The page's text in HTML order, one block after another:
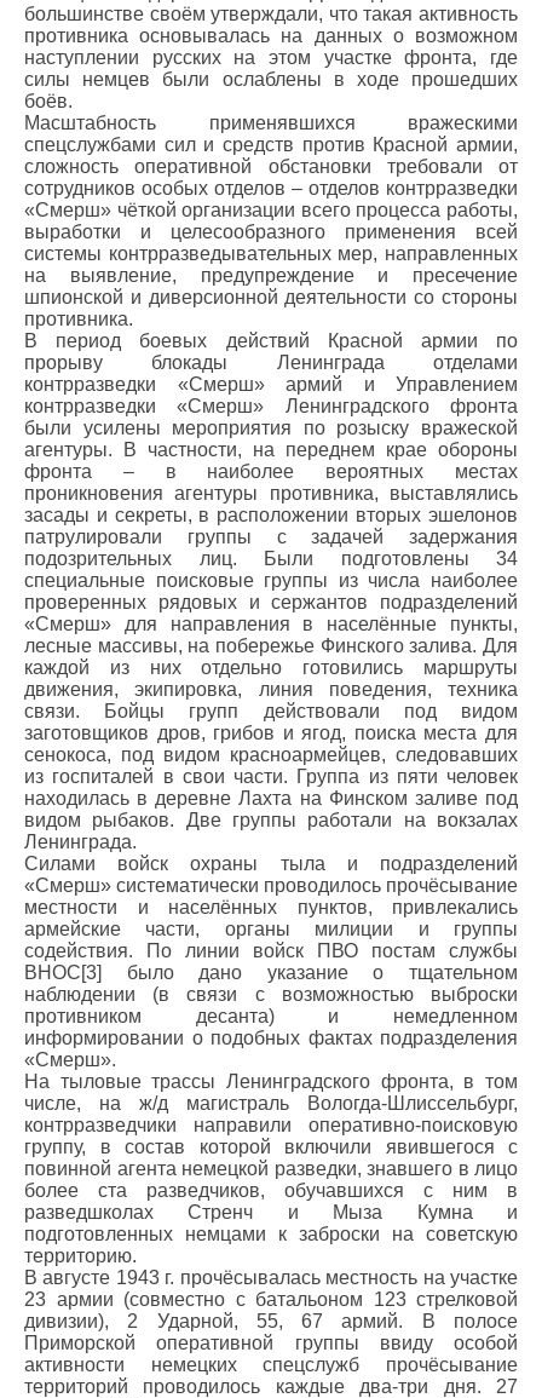
большинстве своём утверждали, что такая активность
противника основывалась на данных о возможном
наступлении русских на этом участке фронта, где
силы немцев были ослаблены в ходе прошедших
боёв.
Масштабность применявшихся вражескими
спецслужбами сил и средств против Красной армии,
сложность оперативной обстановки требовали от
сотрудников особых отделов – отделов контрразведки
«Смерш» чёткой организации всего процесса работы,
выработки и целесообразного применения всей
системы контрразведывательных мер, направленных
на выявление, предупреждение и пресечение
шпионской и диверсионной деятельности со стороны
противника.
В период боевых действий Красной армии по
прорыву блокады Ленинграда отделами
контрразведки «Смерш» армий и Управлением
контрразведки «Смерш» Ленинградского фронта
были усилены мероприятия по розыску вражеской
агентуры. В частности, на переднем крае обороны
фронта – в наиболее вероятных местах
проникновения агентуры противника, выставлялись
засады и секреты, в расположении вторых эшелонов
патрулировали группы с задачей задержания
подозрительных лиц. Были подготовлены 34
специальные поисковые группы из числа наиболее
проверенных рядовых и сержантов подразделений
«Смерш» для направления в населённые пункты,
лесные массивы, на побережье Финского залива. Для
каждой из них отдельно готовились маршруты
движения, экипировка, линия поведения, техника
связи. Бойцы групп действовали под видом
заготовщиков дров, грибов и ягод, поиска места для
сенокоса, под видом красноармейцев, следовавших
из госпиталей в свои части. Группа из пяти человек
находилась в деревне Лахта на Финском заливе под
видом рыбаков. Две группы работали на вокзалах
Ленинграда.
Силами войск охраны тыла и подразделений
«Смерш» систематически проводилось прочёсывание
местности и населённых пунктов, привлекались
армейские части, органы милиции и группы
содействия. По линии войск ПВО постам службы
ВНОС[3] было дано указание о тщательном
наблюдении (в связи с возможностью выброски
противником десанта) и немедленном
информировании о подобных фактах подразделения
«Смерш».
На тыловые трассы Ленинградского фронта, в том
числе, на ж/д магистраль Вологда-Шлиссельбург,
контрразведчики направили оперативно-поисковую
группу, в состав которой включили явившегося с
повинной агента немецкой разведки, знавшего в лицо
более ста разведчиков, обучавшихся с ним в
разведшколах Стренч и Мыза Кумна и
подготовленных немцами к заброски на советскую
территорию.
В августе 1943 г. прочёсывалась местность на участке
23 армии (совместно с батальоном 123 стрелковой
дивизии), 2 Ударной, 55, 67 армий. В полосе
Приморской оперативной группы ввиду особой
активности немецких спецслужб прочёсывание
территорий проводилось каждые два-три дня. 27